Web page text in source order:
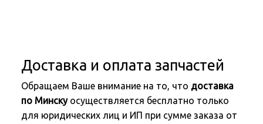
Доставка и оплата запчастей
Обращаем Ваше внимание на то, что доставка
по Минскуосуществляется бесплатно только
для юридических лиц и ИП при сумме заказа от